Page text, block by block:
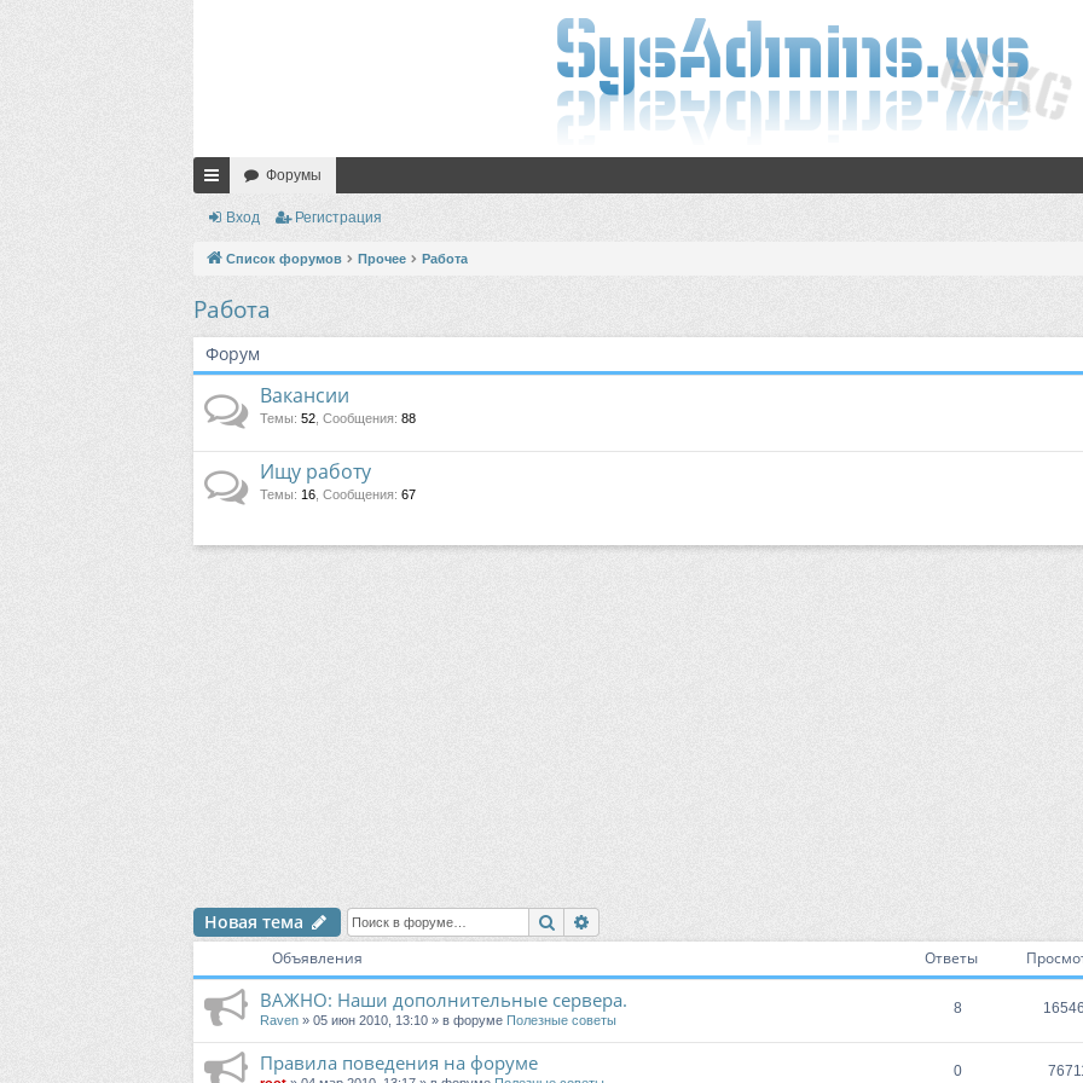
с
ы
и
Форумы
Вход Регистрация
Список форумов Прочее Работа
Работа
Форум
Вакансии
Темы: 52 Сообщения: 88
Ищу работу
Темы: 16 Сообщения: 67
Новая тема Поиск
Объявления Ответы
ВАЖНО: Наши дополнительные сервера.
Raven » 05 июн 2010, 13:10 » в форуме Полезные советы
8
Правила поведения на форуме 0